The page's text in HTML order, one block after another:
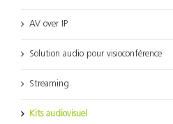
AV over IP
Solution audio pour visioconférence
Streaming
Kits audiovisuel